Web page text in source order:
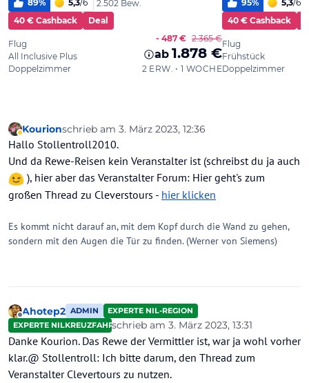
Abwesend
Kourionschrieb am 3. März 2023, 12:36
zuletzt editiert von
Hallo Stollentroll2010.
Und da Rewe-Reisen kein Veranstalter ist (schreibst du ja auch
), hier aber das Veranstalter Forum: Hier geht's zum
großen Thread zu Cleverstours - hier klicken
Es kommt nicht darauf an, mit dem Kopf durch die Wand zu gehen,
sondern mit den Augen die Tür zu finden. (Werner von Siemens)
Offline
Ahotep2 ADMIN
EXPERTE NIL-REGION
EXPERTE NILKREUZFAHRTENschrieb am 3. März 2023, 13:31
zuletzt editiert von
Danke Kourion. Das Rewe der Vermittler ist, war ja wohl vorher
klar.@ Stollentroll: Ich bitte darum, den Thread zum
Veranstalter Clevertours zu nutzen.